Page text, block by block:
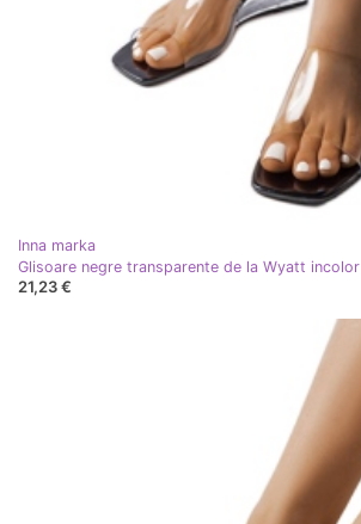
Inna marka
Glisoare negre transparente de la Wyatt incolor
21,23 €